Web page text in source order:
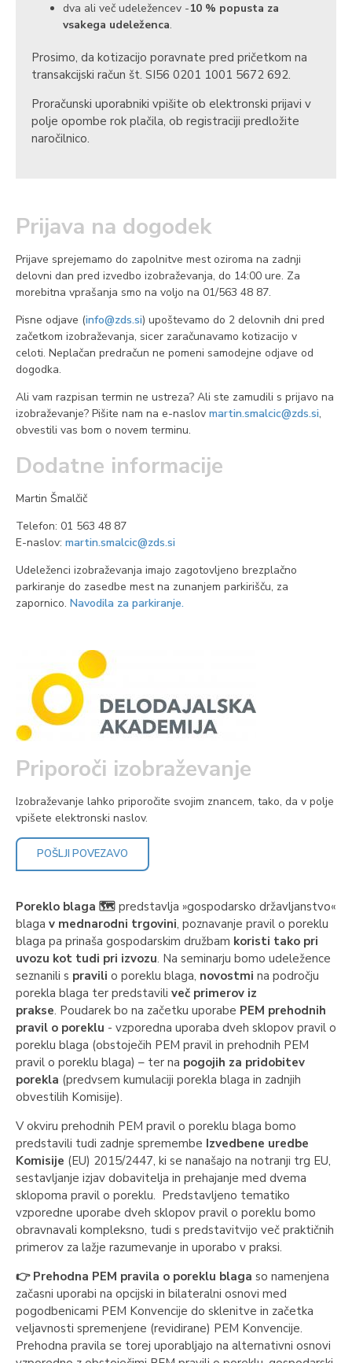
dva ali več udeležencev -10 % popusta za
vsakega udeleženca.
Prosimo, da kotizacijo poravnate pred pričetkom na
transakcijski račun št. SI56 0201 1001 5672 692.
Proračunski uporabniki vpišite ob elektronski prijavi v
polje opombe rok plačila, ob registraciji predložite
naročilnico.
Prijava na dogodek
Prijave sprejemamo do zapolnitve mest oziroma na zadnji
delovni dan pred izvedbo izobraževanja, do 14:00 ure. Za
morebitna vprašanja smo na voljo na 01/563 48 87.
Pisne odjave (info@zds.si) upoštevamo do 2 delovnih dni pred
začetkom izobraževanja, sicer zaračunavamo kotizacijo v
celoti. Neplačan predračun ne pomeni samodejne odjave od
dogodka.
Ali vam razpisan termin ne ustreza? Ali ste zamudili s prijavo na
izobraževanje? Pišite nam na e-naslov martin.smalcic@zds.si,
obvestili vas bom o novem terminu.
Dodatne informacije
Martin Šmalčič
Telefon: 01 563 48 87
E-naslov: martin.smalcic@zds.si
Udeleženci izobraževanja imajo zagotovljeno brezplačno
parkiranje do zasedbe mest na zunanjem parkirišču, za
zapornico. Navodila za parkiranje.
Priporoči izobraževanje
Izobraževanje lahko priporočite svojim znancem, tako, da v polje
vpišete elektronski naslov.
POŠLJI POVEZAVO
Poreklo blaga 🗺 predstavlja »gospodarsko državljanstvo«
blaga v mednarodni trgovini, poznavanje pravil o poreklu
blaga pa prinaša gospodarskim družbam koristi tako pri
uvozu kot tudi pri izvozu. Na seminarju bomo udeležence
seznanili s pravili o poreklu blaga, novostmi na področju
porekla blaga ter predstavili več primerov iz
prakse. Poudarek bo na začetku uporabe PEM prehodnih
pravil o poreklu - vzporedna uporaba dveh sklopov pravil o
poreklu blaga (obstoječih PEM pravil in prehodnih PEM
pravil o poreklu blaga) – ter na pogojih za pridobitev
porekla (predvsem kumulaciji porekla blaga in zadnjih
obvestilih Komisije).
V okviru prehodnih PEM pravil o poreklu blaga bomo
predstavili tudi zadnje spremembe Izvedbene uredbe
Komisije (EU) 2015/2447, ki se nanašajo na notranji trg EU,
sestavljanje izjav dobavitelja in prehajanje med dvema
sklopoma pravil o poreklu. Predstavljeno tematiko
vzporedne uporabe dveh sklopov pravil o poreklu bomo
obravnavali kompleksno, tudi s predstavitvijo več praktičnih
primerov za lažje razumevanje in uporabo v praksi.
👉 Prehodna PEM pravila o poreklu blaga so namenjena
začasni uporabi na opcijski in bilateralni osnovi med
pogodbenicami PEM Konvencije do sklenitve in začetka
veljavnosti spremenjene (revidirane) PEM Konvencije.
Prehodna pravila se torej uporabljajo na alternativni osnovi